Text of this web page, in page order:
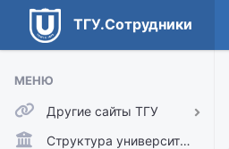
ТГУ.Сотрудники
МЕНЮ
Другие сайты ТГУ
ТГУ.Аккаунты
Структура университета